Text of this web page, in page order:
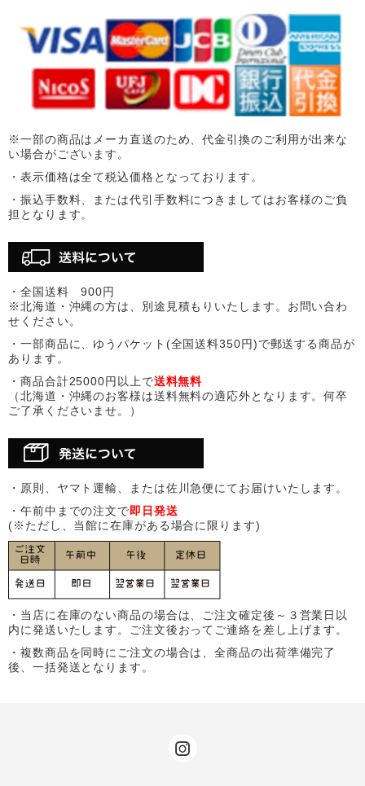
※一部の商品はメーカ直送のため、代金引換のご利用が出来な
い場合がございます。
・表示価格は全て税込価格となっております。
・振込手数料、または代引手数料につきましてはお客様のご負
担となります。
・全国送料 900円
※北海道・沖縄の方は、別途見積もりいたします。お問い合わ
せください。
・一部商品に、ゆうパケット(全国送料350円)で郵送する商品が
あります。
・商品合計25000円以上で送料無料
（北海道・沖縄のお客様は送料無料の適応外となります。何卒
ご了承くださいませ。）
・原則、ヤマト運輸、または佐川急便にてお届けいたします。
・午前中までの注文で即日発送
(※ただし、当館に在庫がある場合に限ります)
・当店に在庫のない商品の場合は、ご注文確定後～３営業日以
内に発送いたします。ご注文後おってご連絡を差し上げます。
・複数商品を同時にご注文の場合は、全商品の出荷準備完了
後、一括発送となります。